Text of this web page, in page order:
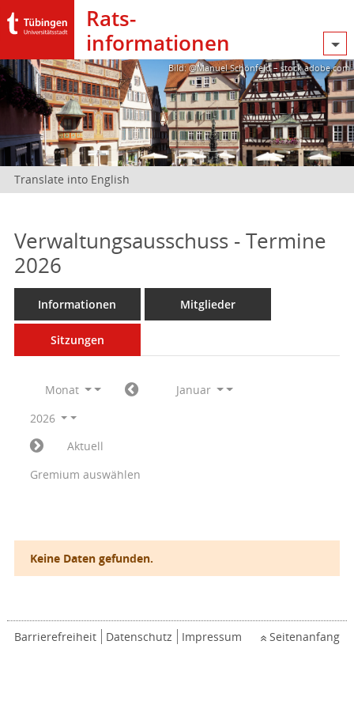
Rats­
informationen
Bild: @Manuel Schönfeld – stock.adobe.com
Translate into English
Verwaltungsausschuss - Termine
2026
Informationen Mitglieder
Sitzungen
Monat
Januar
2026
Aktuell
Gremium auswählen
Keine Daten gefunden.
Barrierefreiheit Datenschutz Impressum Seitenanfang